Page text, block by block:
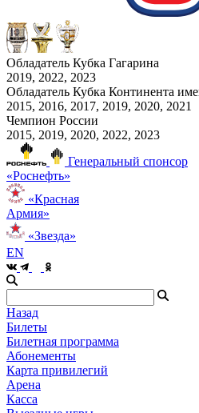
Обладатель Кубка Гагарина
2019, 2022, 2023
Обладатель Кубка Континента
2015, 2016, 2017, 2019, 2020, 2021
Чемпион России
2015, 2019, 2020, 2022, 2023
Генеральный спонсор
«Роснефть»
«Красная
Армия»
«Звезда»
EN
Назад
Билеты
Билетная программа
Абонементы
Карта привилегий
Арена
Касса